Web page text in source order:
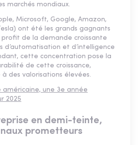
marchés mondiaux.
Microsoft, Google, Amazon,
ont été les grands gagnants
profit de la demande croissante
d’automatisation et d’intelligence
cette concentration pose la
de cette croissance,
des valorisations élevées.
américaine, une 3e année
2025
en demi-teinte,
prometteurs